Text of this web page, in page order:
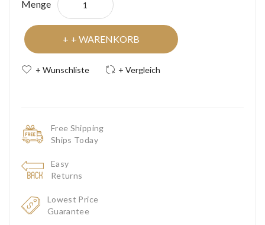
Menge
+ WARENKORB
+ Wunschliste + Vergleich
Free Shipping
Ships Today
Easy
Returns
Lowest Price
Guarantee